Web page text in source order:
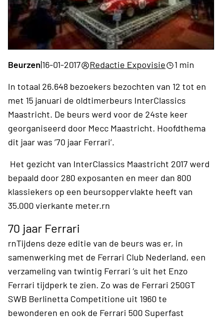
Beurzen|16-01-2017 Redactie Expovisie
1 min
In totaal 26.648 bezoekers bezochten van 12 tot en
met 15 januari de oldtimerbeurs InterClassics
Maastricht. De beurs werd voor de 24ste keer
georganiseerd door Mecc Maastricht. Hoofdthema
dit jaar was ’70 jaar Ferrari’.
Het gezicht van InterClassics Maastricht 2017 werd
bepaald door 280 exposanten en meer dan 800
klassiekers op een beursoppervlakte heeft van
35.000 vierkante meter.rn
70 jaar Ferrari
rnTijdens deze editie van de beurs was er, in
samenwerking met de Ferrari Club Nederland, een
verzameling van twintig Ferrari ’s uit het Enzo
Ferrari tijdperk te zien. Zo was de Ferrari 250GT
SWB Berlinetta Competitione uit 1960 te
bewonderen en ook de Ferrari 500 Superfast